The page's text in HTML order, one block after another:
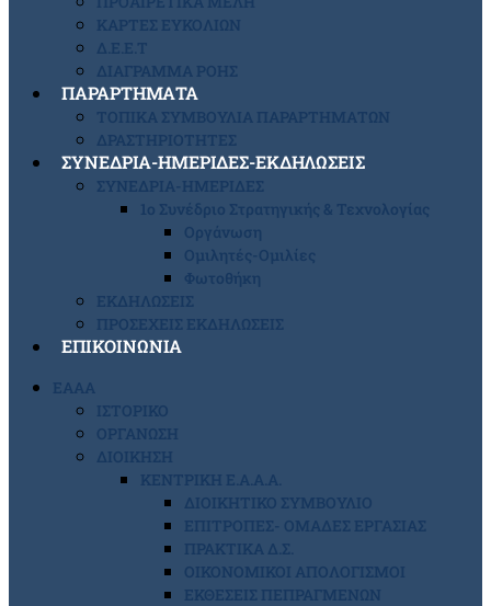
ΚΑΡΤΕΣ ΕΥΚΟΛΙΩΝ
Δ.Ε.Ε.Τ
ΔΙΑΓΡΑΜΜΑ ΡΟΗΣ
ΠΑΡΑΡΤΗΜΑΤΑ
ΤΟΠΙΚΑ ΣΥΜΒΟΥΛΙΑ ΠΑΡΑΡΤΗΜΑΤΩΝ
ΔΡΑΣΤΗΡΙΟΤΗΤΕΣ
ΣΥΝΕΔΡΙΑ-ΗΜΕΡΙΔΕΣ-ΕΚΔΗΛΩΣΕΙΣ
ΣΥΝΕΔΡΙΑ-ΗΜΕΡΙΔΕΣ
1ο Συνέδριο Στρατηγικής & Τεχνολογίας
Οργάνωση
Ομιλητές-Ομιλίες
Φωτοθήκη
ΕΚΔΗΛΩΣΕΙΣ
ΠΡΟΣΕΧΕΙΣ ΕΚΔΗΛΩΣΕΙΣ
ΕΠΙΚΟΙΝΩΝΙΑ
ΕΑΑΑ
ΙΣΤΟΡΙΚΟ
ΟΡΓΑΝΩΣΗ
ΔΙΟΙΚΗΣΗ
ΚΕΝΤΡΙΚΗ Ε.Α.Α.Α.
ΔΙΟΙΚΗΤΙΚΟ ΣΥΜΒΟΥΛΙΟ
ΕΠΙΤΡΟΠΕΣ- ΟΜΑΔΕΣ ΕΡΓΑΣΙΑΣ
ΠΡΑΚΤΙΚΑ Δ.Σ.
ΟΙΚΟΝΟΜΙΚΟΙ ΑΠΟΛΟΓΙΣΜΟΙ
ΕΚΘΕΣΕΙΣ ΠΕΠΡΑΓΜΕΝΩΝ